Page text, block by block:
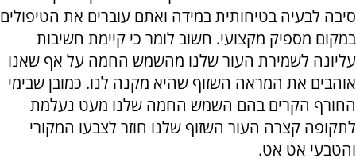
סיבה לבעיה בטיחותית במידה ואתם עוברים את הטיפולים
במקום מספיק מקצועי. חשוב לומר כי קיימת חשיבות
עליונה לשמירת העור שלנו מהשמש החמה על אף שאנו
אוהבים את המראה השזוף שהיא מקנה לנו. כמובן שבימי
החורף הקרים בהם השמש החמה שלנו מעט נעלמת
לתקופה קצרה העור השזוף שלנו חוזר לצבעו המקורי
והטבעי אט אט.